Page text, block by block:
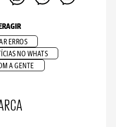
ERROS
NO WHATS
A GENTE